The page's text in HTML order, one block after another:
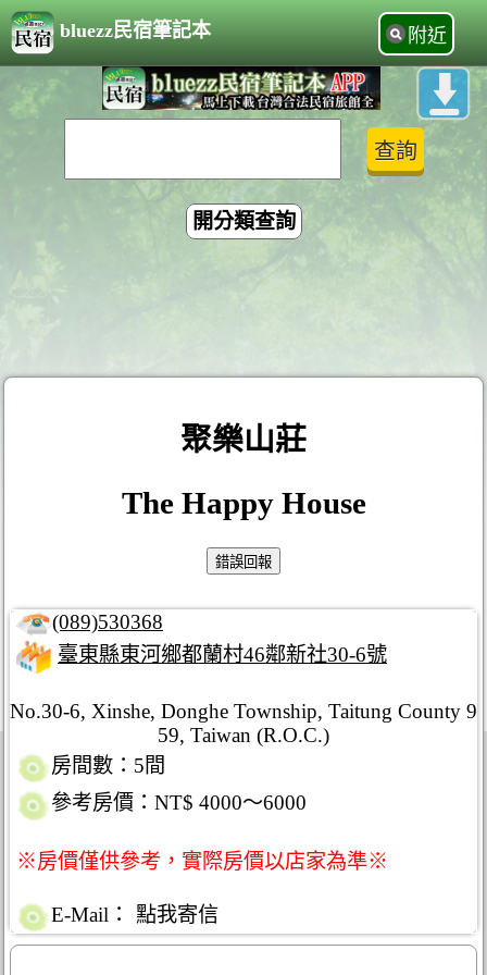
bluezz民宿筆記本 附近
開分類查詢
聚樂山莊
The Happy House
(089)530368
臺東縣東河鄉都蘭村46鄰新社30-6號
No.30-6, Xinshe, Donghe Township, Taitung County 9
59, Taiwan (R.O.C.)
房間數：5間
參考房價：NT$ 4000～6000
※房價僅供參考，實際房價以店家為準※
E-Mail： 點我寄信